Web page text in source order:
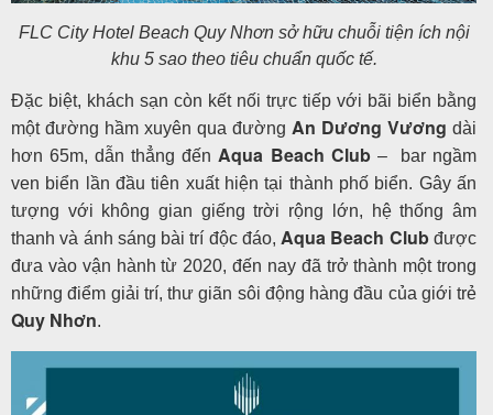
FLC City Hotel Beach Quy Nhơn sở hữu chuỗi tiện ích nội
khu 5 sao theo tiêu chuẩn quốc tế.
Đặc biệt, khách sạn còn kết nối trực tiếp với bãi biển bằng
một đường hầm xuyên qua đường An Dương Vương dài
hơn 65m, dẫn thẳng đếnAqua Beach Club– bar ngầm
ven biển lần đầu tiên xuất hiện tại thành phố biển. Gây ấn
tượng với không gian giếng trời rộng lớn, hệ thống âm
thanh và ánh sáng bài trí độc đáo,Aqua Beach Clubđược
đưa vào vận hành từ 2020, đến nay đã trở thành một trong
những điểm giải trí, thư giãn sôi động hàng đầu của giới trẻ
Quy Nhơn.